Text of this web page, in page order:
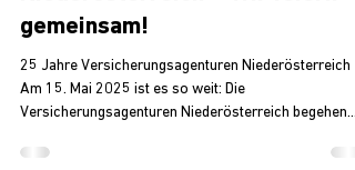
Versicherungsagenturen
Niederösterreich – Wir feiern
gemeinsam!
Am 15. Mai 2025 ist es so weit: Die